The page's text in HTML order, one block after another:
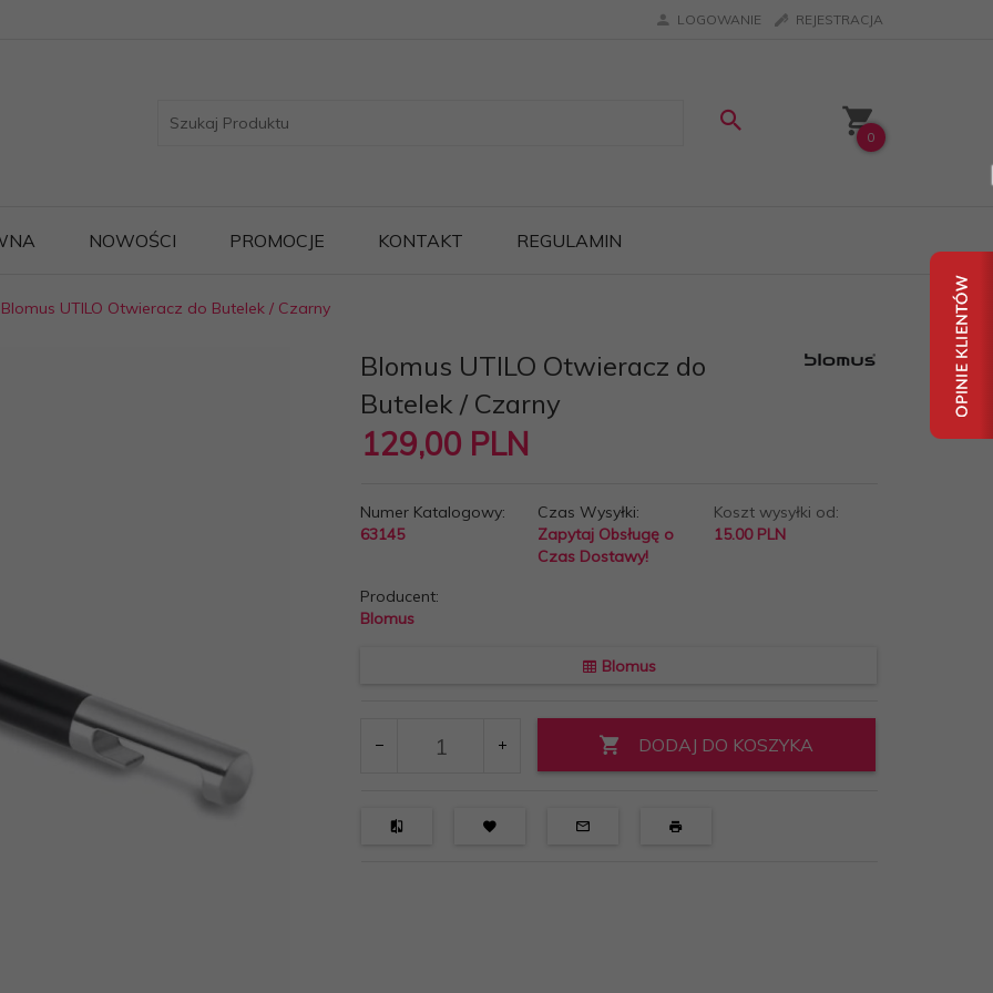
LOGOWANIE REJESTRACJA
0
NOWOŚCI PROMOCJE KONTAKT REGULAMIN
Blomus UTILO Otwieracz do Butelek / Czarny
Blomus UTILO Otwieracz do
Butelek / Czarny
129,00 PLN
Numer Katalogowy:
63145
Czas Wysyłki:
Zapytaj Obsługę o
Czas Dostawy!
Koszt wysyłki od:
15.00 PLN
Producent:
Blomus
Blomus
DODAJ DO KOSZYKA